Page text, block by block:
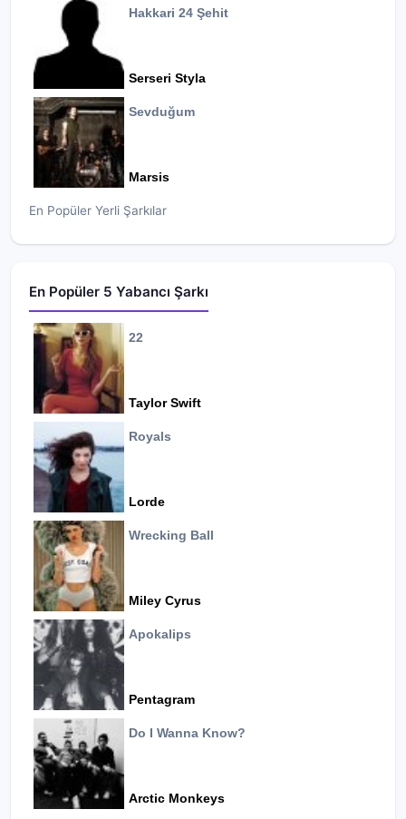
Hakkari 24 Şehit
Serseri Styla
Sevduğum
Marsis
En Popüler Yerli Şarkılar
En Popüler 5 Yabancı Şarkı
22
Taylor Swift
Royals
Lorde
Wrecking Ball
Miley Cyrus
Apokalips
Pentagram
Do I Wanna Know?
Arctic Monkeys